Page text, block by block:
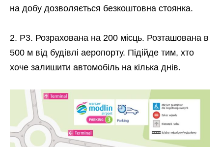
на добу дозволяється безкоштовна стоянка.
Р3. Розрахована на 200 місць. Розташована в
500 м від будівлі аеропорту. Підійде тим, хто
хоче залишити автомобіль на кілька днів.